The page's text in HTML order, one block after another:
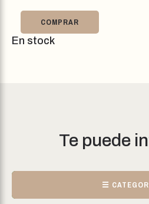
COMPRAR
En stock
Te puede
☰